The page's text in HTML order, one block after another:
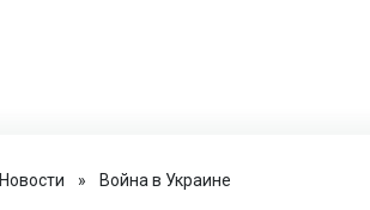
Новости » Война в Украине